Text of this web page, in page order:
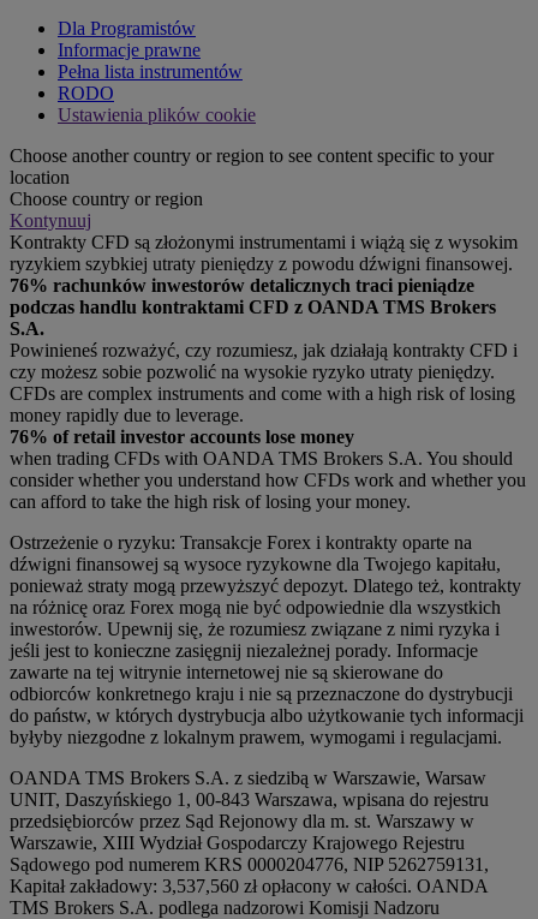
Dla Programistów
Informacje prawne
Pełna lista instrumentów
RODO
Ustawienia plików cookie
Choose another country or region to see content specific to your
location
Choose country or region
Kontynuuj
Kontrakty CFD są złożonymi instrumentami i wiążą się z wysokim
ryzykiem szybkiej utraty pieniędzy z powodu dźwigni finansowej.
76% rachunków inwestorów detalicznych traci pieniądze
podczas handlu kontraktami CFD z OANDA TMS Brokers
S.A.
Powinieneś rozważyć, czy rozumiesz, jak działają kontrakty CFD i
czy możesz sobie pozwolić na wysokie ryzyko utraty pieniędzy.
CFDs are complex instruments and come with a high risk of losing
money rapidly due to leverage.
76% of retail investor accounts lose money
when trading CFDs with OANDA TMS Brokers S.A. You should
consider whether you understand how CFDs work and whether you
can afford to take the high risk of losing your money.
Ostrzeżenie o ryzyku: Transakcje Forex i kontrakty oparte na
dźwigni finansowej są wysoce ryzykowne dla Twojego kapitału,
ponieważ straty mogą przewyższyć depozyt. Dlatego też, kontrakty
na różnicę oraz Forex mogą nie być odpowiednie dla wszystkich
inwestorów. Upewnij się, że rozumiesz związane z nimi ryzyka i
jeśli jest to konieczne zasięgnij niezależnej porady. Informacje
zawarte na tej witrynie internetowej nie są skierowane do
odbiorców konkretnego kraju i nie są przeznaczone do dystrybucji
do państw, w których dystrybucja albo użytkowanie tych informacji
byłyby niezgodne z lokalnym prawem, wymogami i regulacjami.
OANDA TMS Brokers S.A. z siedzibą w Warszawie, Warsaw
UNIT, Daszyńskiego 1, 00-843 Warszawa, wpisana do rejestru
przedsiębiorców przez Sąd Rejonowy dla m. st. Warszawy w
Warszawie, XIII Wydział Gospodarczy Krajowego Rejestru
Sądowego pod numerem KRS 0000204776, NIP 5262759131,
Kapitał zakładowy: 3,537,560 zł opłacony w całości. OANDA
TMS Brokers S.A. podlega nadzorowi Komisji Nadzoru